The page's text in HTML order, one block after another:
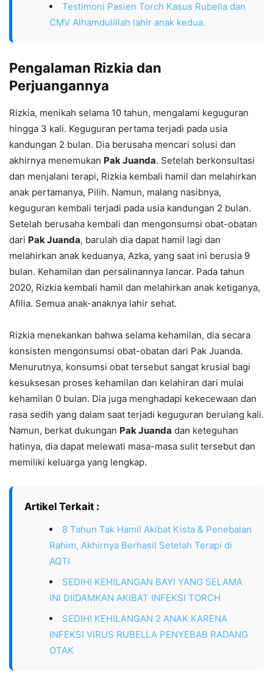
Testimoni Pasien Torch Kasus Rubella dan
CMV Alhamdulillah lahir anak kedua.
Pengalaman Rizkia dan
Perjuangannya
Rizkia, menikah selama 10 tahun, mengalami keguguran
hingga 3 kali. Keguguran pertama terjadi pada usia
kandungan 2 bulan. Dia berusaha mencari solusi dan
akhirnya menemukan Pak Juanda. Setelah berkonsultasi
dan menjalani terapi, Rizkia kembali hamil dan melahirkan
anak pertamanya, Pilih. Namun, malang nasibnya,
keguguran kembali terjadi pada usia kandungan 2 bulan.
Setelah berusaha kembali dan mengonsumsi obat-obatan
dari Pak Juanda, barulah dia dapat hamil lagi dan
melahirkan anak keduanya, Azka, yang saat ini berusia 9
bulan. Kehamilan dan persalinannya lancar. Pada tahun
2020, Rizkia kembali hamil dan melahirkan anak ketiganya,
Afilia. Semua anak-anaknya lahir sehat.
Rizkia menekankan bahwa selama kehamilan, dia secara
konsisten mengonsumsi obat-obatan dari Pak Juanda.
Menurutnya, konsumsi obat tersebut sangat krusial bagi
kesuksesan proses kehamilan dan kelahiran dari mulai
kehamilan 0 bulan. Dia juga menghadapi kekecewaan dan
rasa sedih yang dalam saat terjadi keguguran berulang kali.
Namun, berkat dukungan Pak Juanda dan keteguhan
hatinya, dia dapat melewati masa-masa sulit tersebut dan
memiliki keluarga yang lengkap.
Artikel Terkait :
8 Tahun Tak Hamil Akibat Kista & Penebalan
Rahim, Akhirnya Berhasil Setelah Terapi di
AQTI
SEDIH! KEHILANGAN BAYI YANG SELAMA
INI DIIDAMKAN AKIBAT INFEKSI TORCH
SEDIH! KEHILANGAN 2 ANAK KARENA
INFEKSI VIRUS RUBELLA PENYEBAB RADANG
OTAK